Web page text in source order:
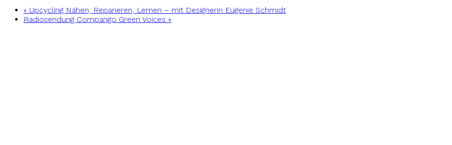
« Upcycling Nähen, Reparieren, Lernen – mit Designerin Eugenie Schmidt
Radiosendung Compango Green Voices »